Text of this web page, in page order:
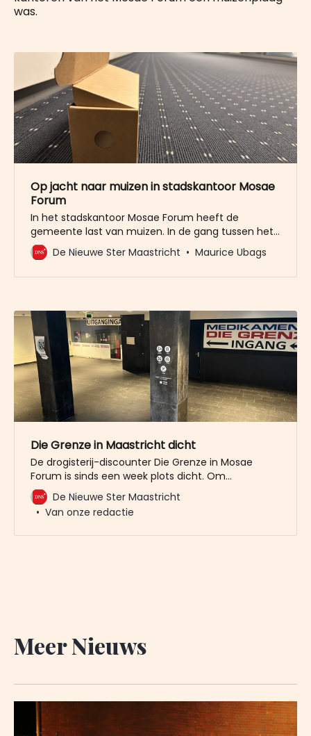
was.
Op jacht naar muizen in stadskantoor Mosae
Forum
In het stadskantoor Mosae Forum heeft de
gemeente last van muizen. In de gang tussen het
restaurant en ook elders in de gangen zijn
muizenvallen geplaatst. Kennelijk is de gemeente
De Nieuwe Ster Maastricht Maurice Ubags
Die Grenze in Maastricht dicht
De drogisterij-discounter Die Grenze in Mosae
Forum is sinds een week plots dicht. Om
bedrijfstechnische redenen luidt de officiële
verklaring. Klanten stonden vorige week voor een
gesloten deur, de winkel is inmiddels volledig
De Nieuwe Ster Maastricht
Van onze redactie
Meer Nieuws